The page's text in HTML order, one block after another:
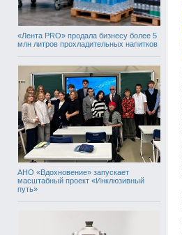
«Лента PRO» продала бизнесу более 5
млн литров прохладительных напитков
АНО «Вдохновение» запускает
масштабный проект «Инклюзивный
путь»